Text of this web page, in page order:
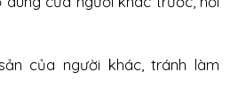
của người khác, tránh làm